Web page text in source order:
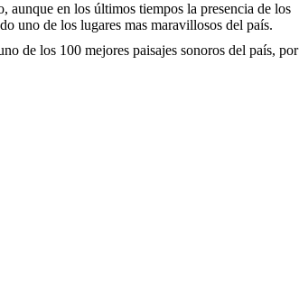
aunque en los últimos tiempos la presencia de los
uno de los lugares mas maravillosos del país.
de los 100 mejores paisajes sonoros del país, por